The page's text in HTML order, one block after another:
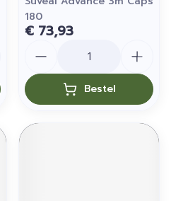
180
€ 73,93
Bestel